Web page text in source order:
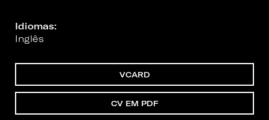
Idiomas:
Inglês
VCARD
CV EM PDF